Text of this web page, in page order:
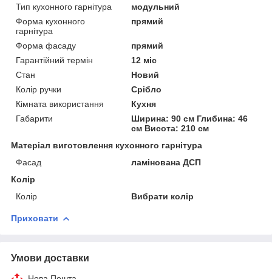
Тип кухонного гарнітура
модульний
Форма кухонного
гарнітура
прямий
Форма фасаду
прямий
Гарантійний термін
12 міс
Стан
Новий
Колір ручки
Срібло
Кімната використання
Кухня
Габарити
Ширина: 90 см Глибина: 46
см Висота: 210 см
Матеріал виготовлення кухонного гарнітура
Фасад
ламінована ДСП
Колір
Колір
Вибрати колір
Приховати
Умови доставки